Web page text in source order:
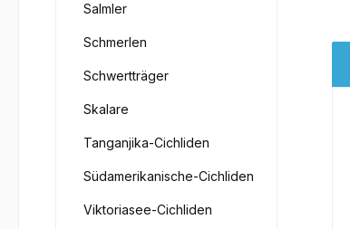
Salmler
Schmerlen
Schwertträger
Skalare
Tanganjika-Cichliden
Südamerikanische-Cichliden
Viktoriasee-Cichliden